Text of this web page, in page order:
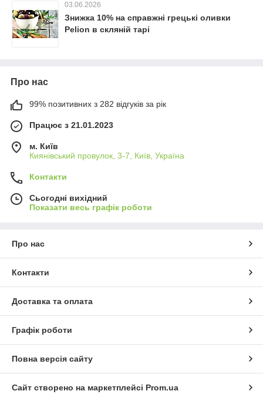
03.06.2026
Знижка 10% на справжні грецькі оливки
Pelion в скляній тарі
Про нас
99% позитивних з 282 відгуків за рік
Працює з 21.01.2023
м. Київ
Киянівський провулок, 3-7, Київ, Україна
Контакти
Сьогодні вихідний
Показати весь графік роботи
Про нас
Контакти
Доставка та оплата
Графік роботи
Повна версія сайту
Сайт створено на маркетплейсі Prom.ua